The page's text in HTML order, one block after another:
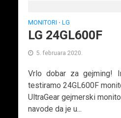
MONITORI • LG
LG 24GL600F
5. februara 2020.
Vrlo dobar za gejming!
testiramo 24GL600F
UltraGear gejmerski
navode da je u...